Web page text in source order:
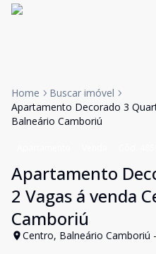
Home
Buscar imóvel
Apartamento Decorado 3
Balneário Camboriú
Apartamento
2 Vagas á venda
Camboriú
Centro, Balneário Camboriú